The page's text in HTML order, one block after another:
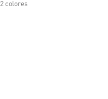
2 colores